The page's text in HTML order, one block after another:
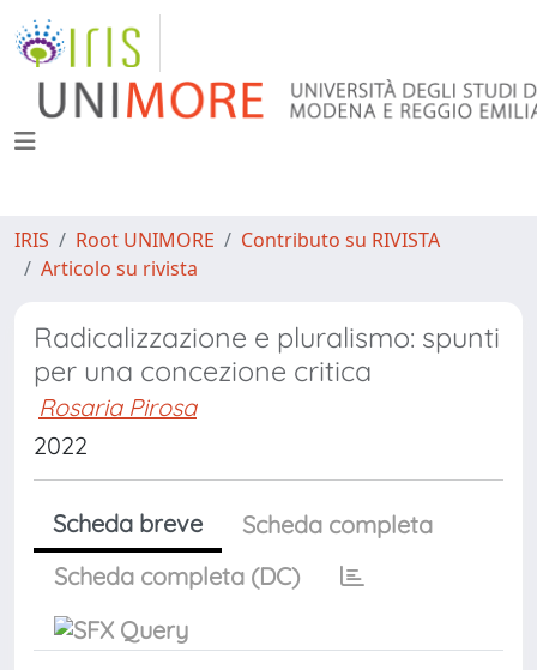
IRIS Root UNIMORE
Contributo su RIVISTA
Articolo su rivista
Radicalizzazione e pluralismo: spunti
per una concezione critica
Rosaria Pirosa
2022
Scheda breve
Scheda completa
Scheda completa (DC)